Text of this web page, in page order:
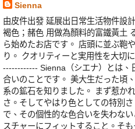
Sienna
由皮件出發 延展出日常生活物件設
褐色；赭色 用做為顏料的富鐵黃土
ら始めたお店です。 店頭に並ぶ鞄
り。 クオリティーと実用性を大切
------------ Sienna（シエナ）とは、
合いのことです。 美大生だった頃
系の鉱石を知りました。 まず惹か
さ。そしてやはり色としての特別
で、その個性的な色合いを失わな
スチャーにフィットすること。そ